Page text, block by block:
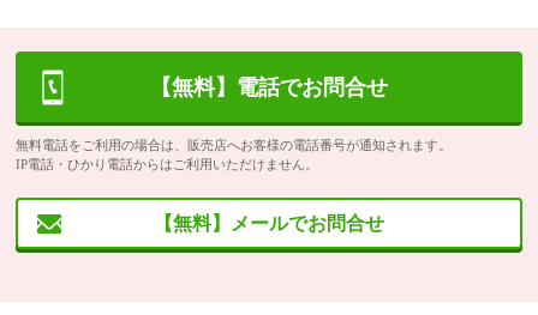
【無料】電話でお問合せ
無料電話をご利用の場合は、販売店へお客様の電話番号が通知されます。
IP電話・ひかり電話からはご利用いただけません。
【無料】メールでお問合せ